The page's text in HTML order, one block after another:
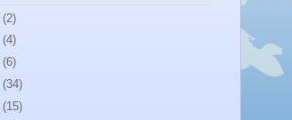
(2)
(4)
(6)
(34)
(15)